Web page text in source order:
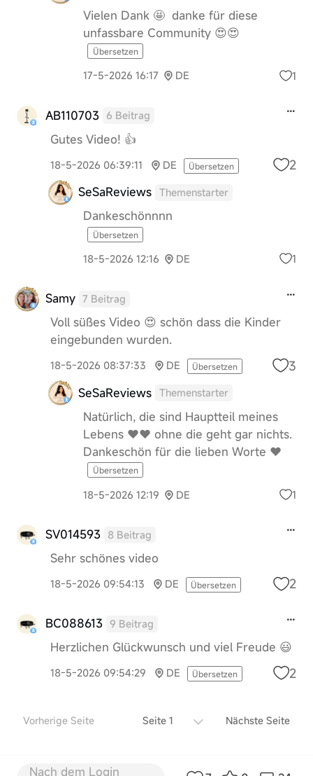
Vielen Dank 🤩 danke für diese
unfassbare Community 😍😍
Übersetzen
17-5-2026 16:17 DE 1
AB110703 6 Beitrag
Gutes Video! 👍
18-5-2026 06:39:11 DE Übersetzen 2
SeSaReviews Themenstarter
Dankeschönnnn
Übersetzen
18-5-2026 12:16 DE 1
Samy 7 Beitrag
Voll süßes Video 😍 schön dass die Kinder
eingebunden wurden.
18-5-2026 08:37:33 DE Übersetzen 3
SeSaReviews Themenstarter
Natürlich, die sind Hauptteil meines
Lebens ❤️❤️ ohne die geht gar nichts.
Dankeschön für die lieben Worte ❤️
Übersetzen
18-5-2026 12:19 DE 1
SV014593 8 Beitrag
Sehr schönes video
18-5-2026 09:54:13 DE Übersetzen 2
BC088613 9 Beitrag
Herzlichen Glückwunsch und viel Freude 😃
18-5-2026 09:54:29 DE Übersetzen 2
Vorherige Seite Seite 1 Nächste Seite
Nach dem Login